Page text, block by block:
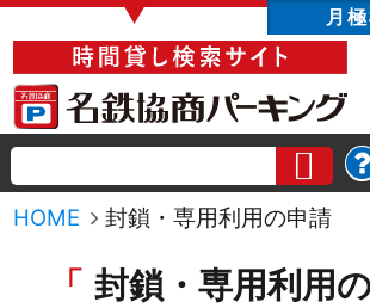
▼ 月
HOME 封鎖・専用利用の申請
封鎖・専用利用